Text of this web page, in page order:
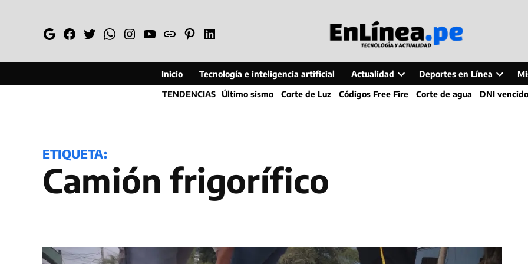
GoogleFacebook
TwitterWhatsapp
Instagram
YouTube
WebPinterestLinkedin
Inicio Tecnología e inteligencia artificial Actualidad
Open
dropdown
Deportes en Línea
Open
dropdown
TENDENCIAS Último sismo Corte de Luz Códigos Free Fire Corte de agua DNI vencido
ETIQUETA:
Camión frigorífico